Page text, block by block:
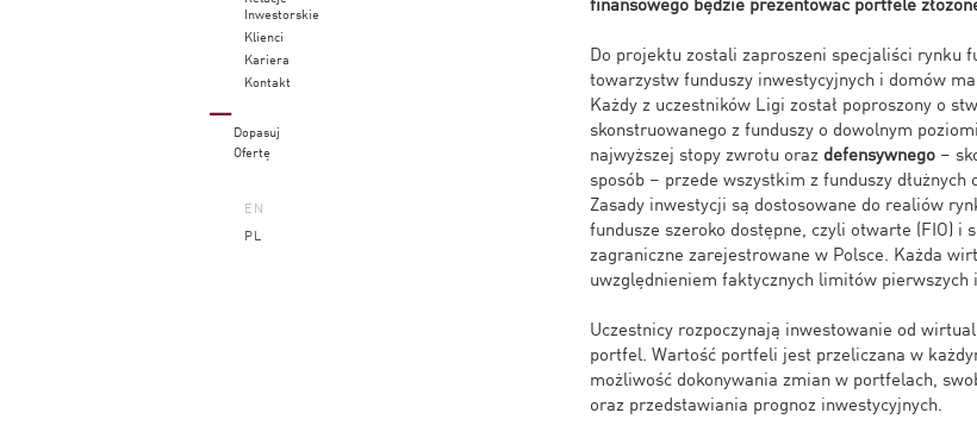
Inwestorskie
Klienci
Kariera
Kontakt
Dopasuj
Ofertę
EN
PL
Do projektu zostali zaproszeni specjaliści rynku
towarzystw funduszy inwestycyjnych i domów
Każdy z uczestników Ligi został poproszony o
skonstruowanego z funduszy o dowolnym
najwyższej stopy zwrotu oraz defensywnego –
sposób – przede wszystkim z funduszy
Zasady inwestycji są dostosowane do realiów
fundusze szeroko dostępne, czyli otwarte (FIO) i
zagraniczne zarejestrowane w Polsce. Każda
uwzględnieniem faktycznych limitów pierwszych
Uczestnicy rozpoczynają inwestowanie od
portfel. Wartość portfeli jest przeliczana w
możliwość dokonywania zmian w portfelach,
oraz przedstawiania prognoz inwestycyjnych.